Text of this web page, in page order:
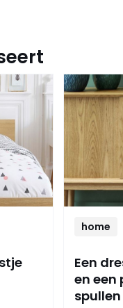
home
Een
en een
spullen